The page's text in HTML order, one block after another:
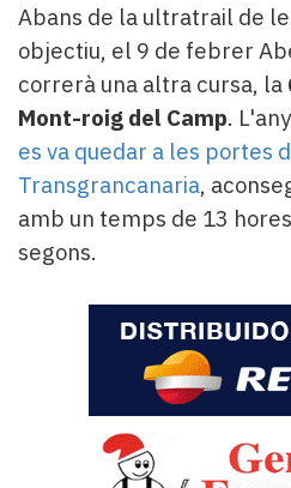
Abans de la ultratrail de
objectiu, el 9 de febrer
correrà una altra cursa, la
Mont-roig del Camp.
es va quedar a les portes
Transgrancanaria,
amb un temps de 13
segons.